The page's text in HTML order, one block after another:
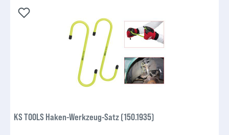
KS TOOLS Haken-Werkzeug-Satz (150.1935)